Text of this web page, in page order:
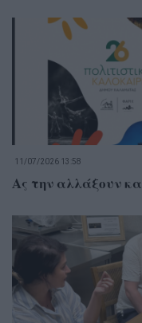
11/07/2026 13:58
Ας την αλλάξουν